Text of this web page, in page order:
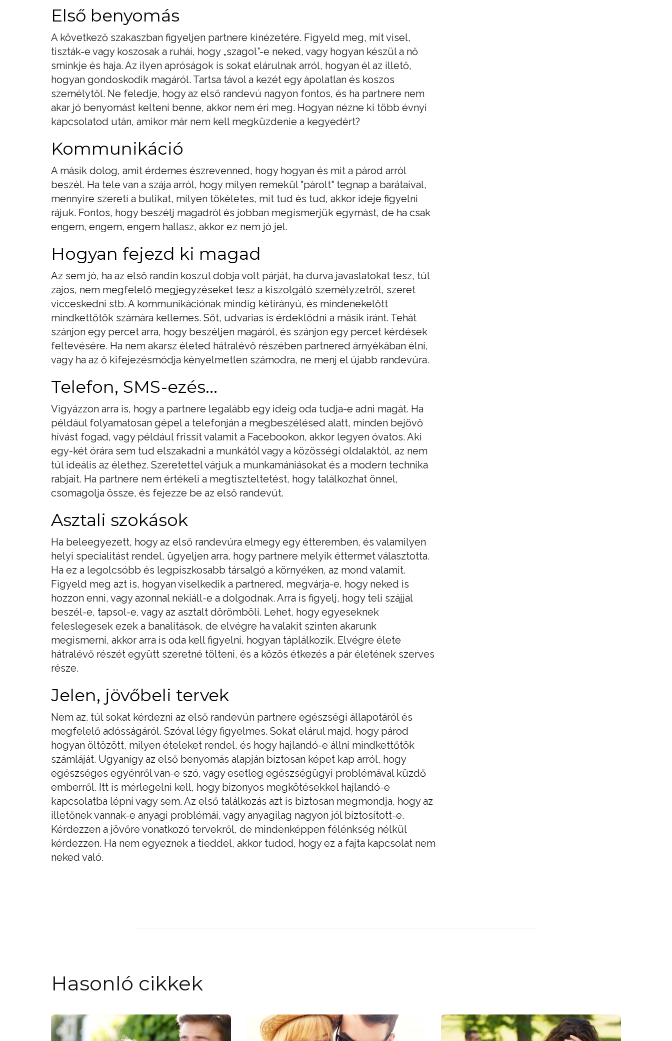
Első benyomás
A következő szakaszban figyeljen partnere kinézetére. Figyeld meg, mit visel,
tiszták-e vagy koszosak a ruhái, hogy „szagol”-e neked, vagy hogyan készül a nő
sminkje és haja. Az ilyen apróságok is sokat elárulnak arról, hogyan él az illető,
hogyan gondoskodik magáról. Tartsa távol a kezét egy ápolatlan és koszos
személytől. Ne feledje, hogy az első randevú nagyon fontos, és ha partnere nem
akar jó benyomást kelteni benne, akkor nem éri meg. Hogyan nézne ki több évnyi
kapcsolatod után, amikor már nem kell megküzdenie a kegyedért?
Kommunikáció
A másik dolog, amit érdemes észrevenned, hogy hogyan és mit a párod arról
beszél. Ha tele van a szája arról, hogy milyen remekül "párolt" tegnap a barátaival,
mennyire szereti a bulikat, milyen tökéletes, mit tud és tud, akkor ideje figyelni
rájuk. Fontos, hogy beszélj magadról és jobban megismerjük egymást, de ha csak
engem, engem, engem hallasz, akkor ez nem jó jel.
Hogyan fejezd ki magad
Az sem jó, ha az első randin koszul dobja volt párját, ha durva javaslatokat tesz, túl
zajos, nem megfelelő megjegyzéseket tesz a kiszolgáló személyzetről, szeret
vicceskedni stb. A kommunikációnak mindig kétirányú, és mindenekelőtt
mindkettőtök számára kellemes. Sőt, udvarias is érdeklődni a másik iránt. Tehát
szánjon egy percet arra, hogy beszéljen magáról, és szánjon egy percet kérdések
feltevésére. Ha nem akarsz életed hátralévő részében partnered árnyékában élni,
vagy ha az ő kifejezésmódja kényelmetlen számodra, ne menj el újabb randevúra.
Telefon, SMS-ezés...
Vigyázzon arra is, hogy a partnere legalább egy ideig oda tudja-e adni magát. Ha
például folyamatosan gépel a telefonján a megbeszélésed alatt, minden bejövő
hívást fogad, vagy például frissít valamit a Facebookon, akkor legyen óvatos. Aki
egy-két órára sem tud elszakadni a munkától vagy a közösségi oldalaktól, az nem
túl ideális az élethez. Szeretettel várjuk a munkamániásokat és a modern technika
rabjait. Ha partnere nem értékeli a megtiszteltetést, hogy találkozhat önnel,
csomagolja össze, és fejezze be az első randevút.
Asztali szokások
Ha beleegyezett, hogy az első randevúra elmegy egy étteremben, és valamilyen
helyi specialitást rendel, ügyeljen arra, hogy partnere melyik éttermet választotta.
Ha ez a legolcsóbb és legpiszkosabb társalgó a környéken, az mond valamit.
Figyeld meg azt is, hogyan viselkedik a partnered, megvárja-e, hogy neked is
hozzon enni, vagy azonnal nekiáll-e a dolgodnak. Arra is figyelj, hogy teli szájjal
beszél-e, tapsol-e, vagy az asztalt dörömböli. Lehet, hogy egyeseknek
feleslegesek ezek a banalitások, de elvégre ha valakit szinten akarunk
megismerni, akkor arra is oda kell figyelni, hogyan táplálkozik. Elvégre élete
hátralévő részét együtt szeretné tölteni, és a közös étkezés a pár életének szerves
része.
Jelen, jövőbeli tervek
Nem az. túl sokat kérdezni az első randevún partnere egészségi állapotáról és
megfelelő adósságáról. Szóval légy figyelmes. Sokat elárul majd, hogy párod
hogyan öltözött, milyen ételeket rendel, és hogy hajlandó-e állni mindkettőtök
számláját. Ugyanígy az első benyomás alapján biztosan képet kap arról, hogy
egészséges egyénről van-e szó, vagy esetleg egészségügyi problémával küzdő
emberről. Itt is mérlegelni kell, hogy bizonyos megkötésekkel hajlandó-e
kapcsolatba lépni vagy sem. Az első találkozás azt is biztosan megmondja, hogy az
illetőnek vannak-e anyagi problémái, vagy anyagilag nagyon jól biztosított-e.
Kérdezzen a jövőre vonatkozó tervekről, de mindenképpen félénkség nélkül
kérdezzen. Ha nem egyeznek a tieddel, akkor tudod, hogy ez a fajta kapcsolat nem
neked való.
Hasonló cikkek